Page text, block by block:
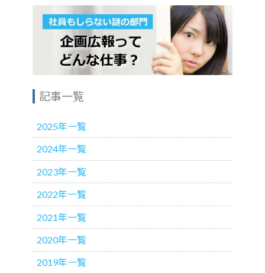
記事一覧
2025年一覧
2024年一覧
2023年一覧
2022年一覧
2021年一覧
2020年一覧
2019年一覧